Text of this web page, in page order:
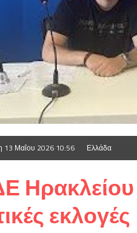
13 Μαΐου 2026 10:56 Ελλάδα
εκλογές